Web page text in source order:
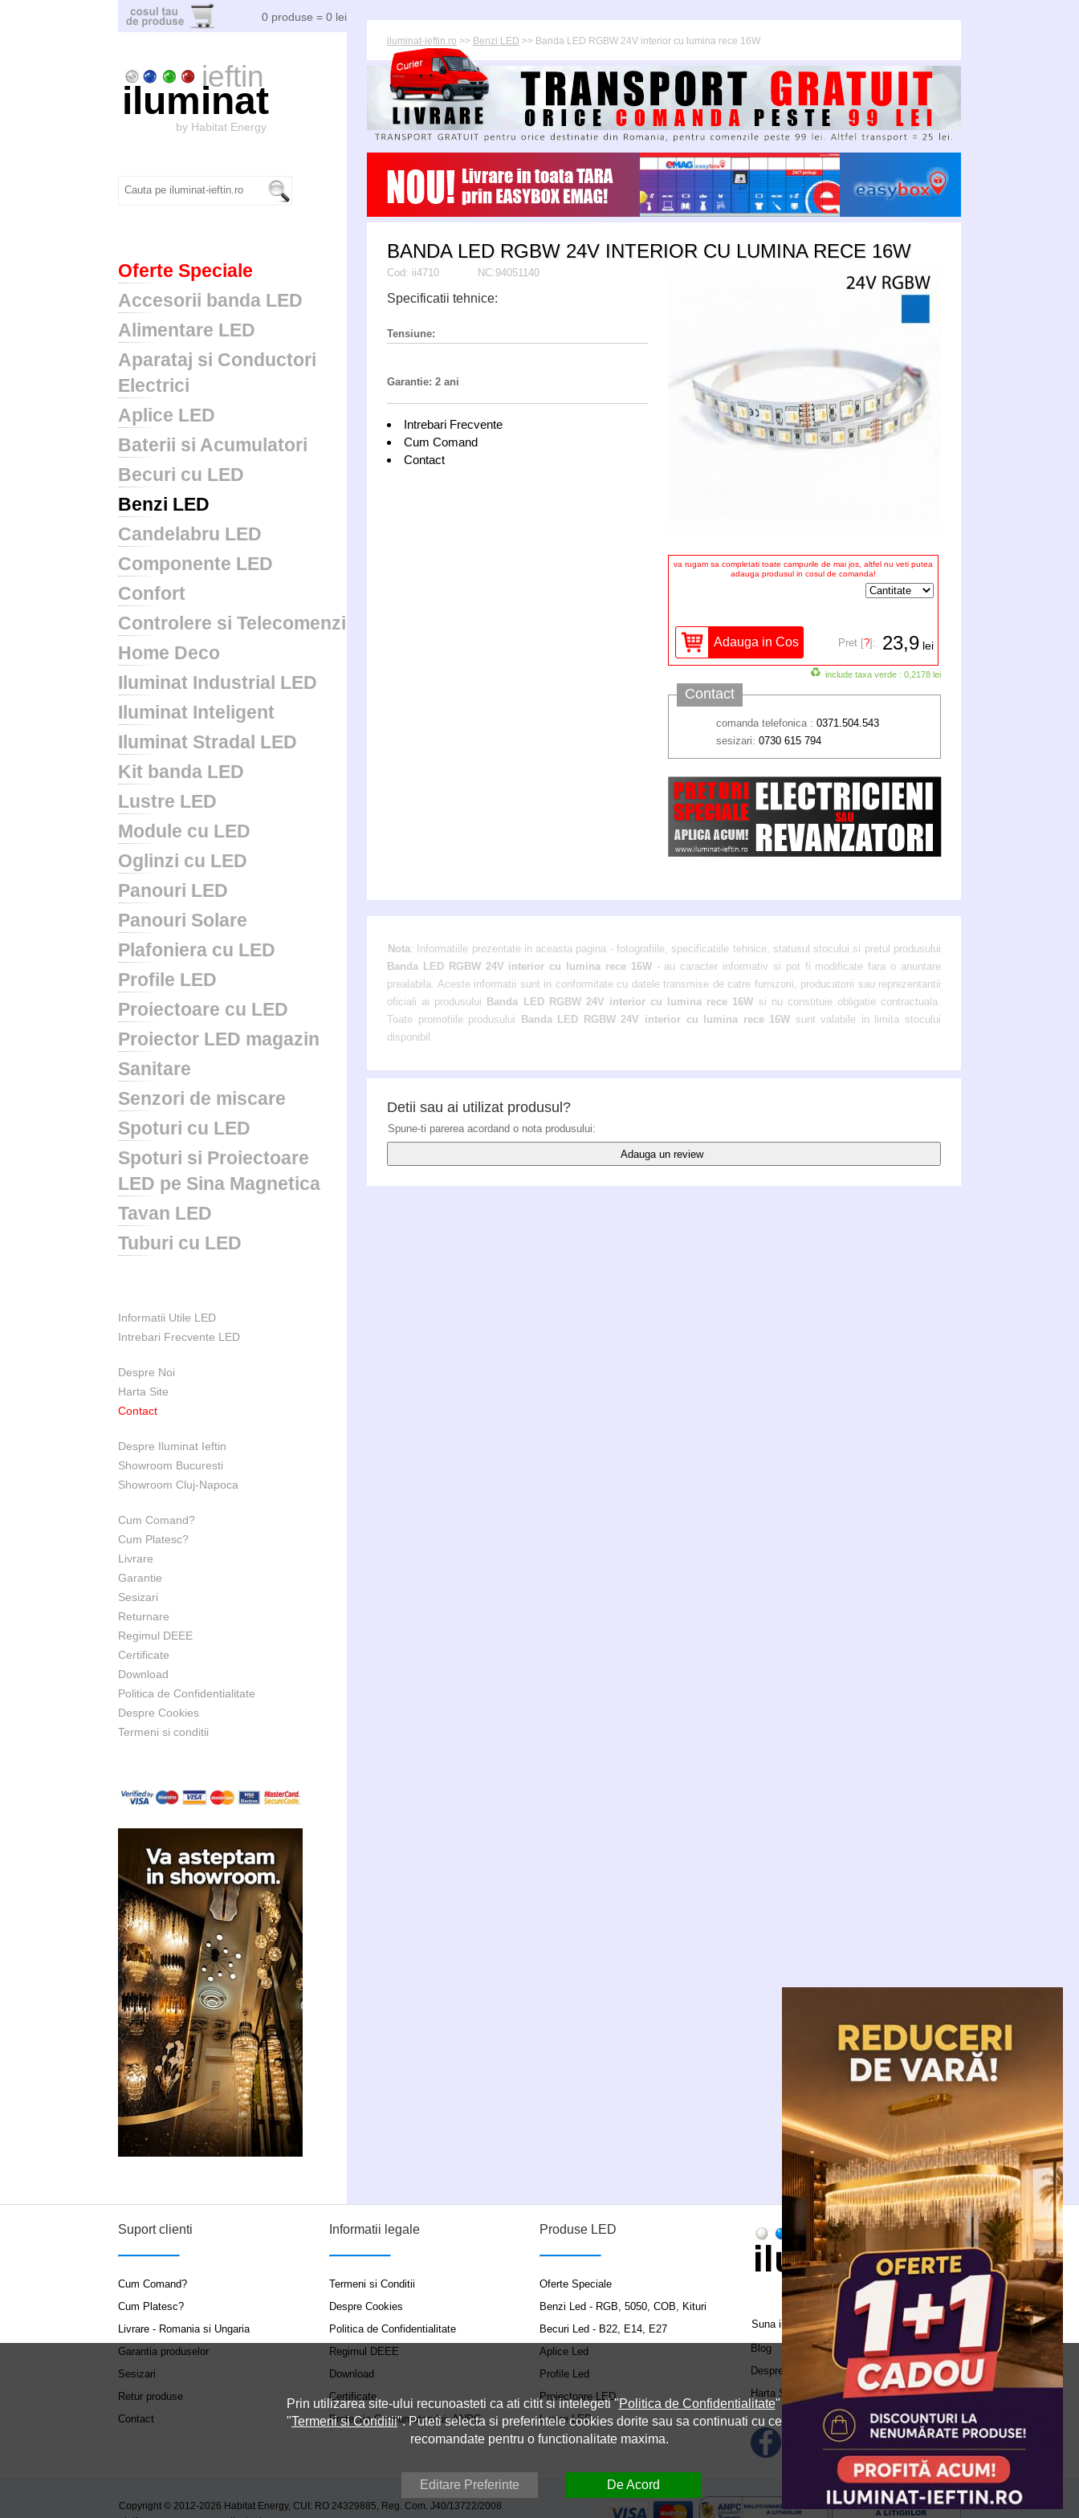
0 produse = 0 lei
ieftin
iluminat
by Habitat Energy
Oferte Speciale
Accesorii banda LED
Alimentare LED
Aparataj si Conductori
Electrici
Aplice LED
Baterii si Acumulatori
Becuri cu LED
Benzi LED
Candelabru LED
Componente LED
Confort
Controlere si Telecomenzi
Home Deco
Iluminat Industrial LED
Iluminat Inteligent
Iluminat Stradal LED
Kit banda LED
Lustre LED
Module cu LED
Oglinzi cu LED
Panouri LED
Panouri Solare
Plafoniera cu LED
Profile LED
Proiectoare cu LED
Proiector LED magazin
Sanitare
Senzori de miscare
Spoturi cu LED
Spoturi si Proiectoare
LED pe Sina Magnetica
Tavan LED
Tuburi cu LED
Informatii Utile LED
Intrebari Frecvente LED
Despre Noi
Harta Site
Contact
Despre Iluminat Ieftin
Showroom Bucuresti
Showroom Cluj-Napoca
Cum Comand?
Cum Platesc?
Livrare
Garantie
Sesizari
Returnare
Regimul DEEE
Certificate
Download
Politica de Confidentialitate
Despre Cookies
Termeni si conditii
iluminat-ieftin.ro >> Benzi LED >> Banda LED RGBW 24V interior cu lumina rece 16W
BANDA LED RGBW 24V INTERIOR CU LUMINA RECE 16W
Cod: ii4710 NC:94051140
Specificatii tehnice:
Tensiune:
Garantie: 2 ani
Intrebari Frecvente
Cum Comand
Contact
va rugam sa completati toate campurile de mai jos, altfel nu veti putea
adauga produsul in cosul de comanda!
Pret [?]: 23,9 lei
include taxa verde : 0,2178 lei
Contact
comanda telefonica : 0371.504.543
sesizari: 0730 615 794
Nota: Informatiile prezentate in aceasta pagina - fotografiile, specificatiile tehnice, statusul stocului si pretul produsului
Banda LED RGBW 24V interior cu lumina rece 16W - au caracter informativ si pot fi modificate fara o anuntare
prealabila. Aceste informatii sunt in conformitate cu datele transmise de catre furnizorii, producatorii sau reprezentantii
oficiali ai produsului
Banda LED RGBW 24V interior cu lumina rece 16W si nu constituie obligatie contractuala.
Toate promotiile produsului
Banda LED RGBW 24V interior cu lumina rece 16W sunt valabile in limita stocului
disponibil.
Detii sau ai utilizat produsul?
Spune-ti parerea acordand o nota produsului:
Adauga un review
Suport clienti
Cum Comand?
Cum Platesc?
Livrare - Romania si Ungaria
Garantia produselor
Sesizari
Retur produse
Contact
Informatii legale
Termeni si Conditii
Despre Cookies
Politica de Confidentialitate
Regimul DEEE
Download
Certificate
Protecția Consumatorului: ANPC
Produse LED
Oferte Speciale
Benzi Led - RGB, 5050, COB, Kituri
Becuri Led - B22, E14, E27
Aplice Led
Profile Led
Proiectoare LED
Lustre LED
Suna in call center:
0371.504.543
Blog
Despre Noi
Harta Site
Copyright © 2012-2026 Habitat Energy, CUI: RO 24329885, Reg. Com. J40/13722/2008
Prin utilizarea site-ului recunoasteti ca ati citit si intelegeti "Politica de Confidentialitate" si
"Termeni si Conditii". Puteti selecta si preferintele cookies dorite sau sa continuati cu cele
recomandate pentru o functionalitate maxima.
Editare Preferinte De Acord